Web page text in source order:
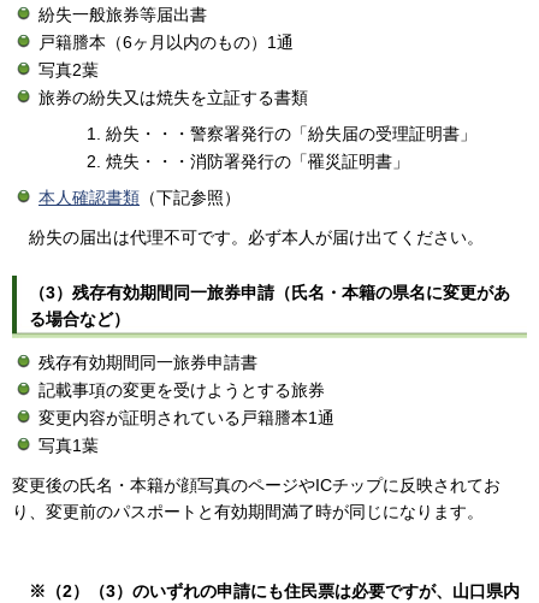
紛失一般旅券等届出書
戸籍謄本（6ヶ月以内のもの）1通
写真2葉
旅券の紛失又は焼失を立証する書類
紛失・・・警察署発行の「紛失届の受理証明書」
焼失・・・消防署発行の「罹災証明書」
本人確認書類 （下記参照）
紛失の届出は代理不可です。必ず本人が届け出てください。
（3）残存有効期間同一旅券申請（氏名・本籍の県名に変更があ
る場合など）
残存有効期間同一旅券申請書
記載事項の変更を受けようとする旅券
変更内容が証明されている戸籍謄本1通
写真1葉
変更後の氏名・本籍が顔写真のページやICチップに反映されてお
り、変更前のパスポートと有効期間満了時が同じになります。
※（2）（3）のいずれの申請にも住民票は必要ですが、山口県内